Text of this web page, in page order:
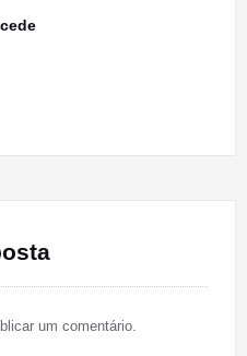
um comentário.